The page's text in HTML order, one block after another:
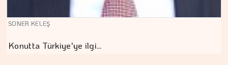
SONER KELEŞ
Konutta Türkiye'ye ilgi…